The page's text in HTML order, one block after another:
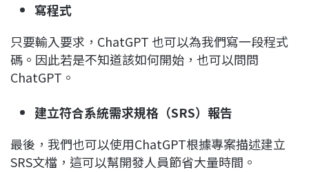
寫程式
只要輸入要求，ChatGPT 也可以為我們寫一段程式
碼。因此若是不知道該如何開始，也可以問問
ChatGPT。
建立符合系統需求規格（SRS）報告
最後，我們也可以使用ChatGPT根據專案描述建立
SRS文檔，這可以幫開發人員節省大量時間。